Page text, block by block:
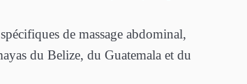
de massage abdominal,
du Belize, du Guatemala et du